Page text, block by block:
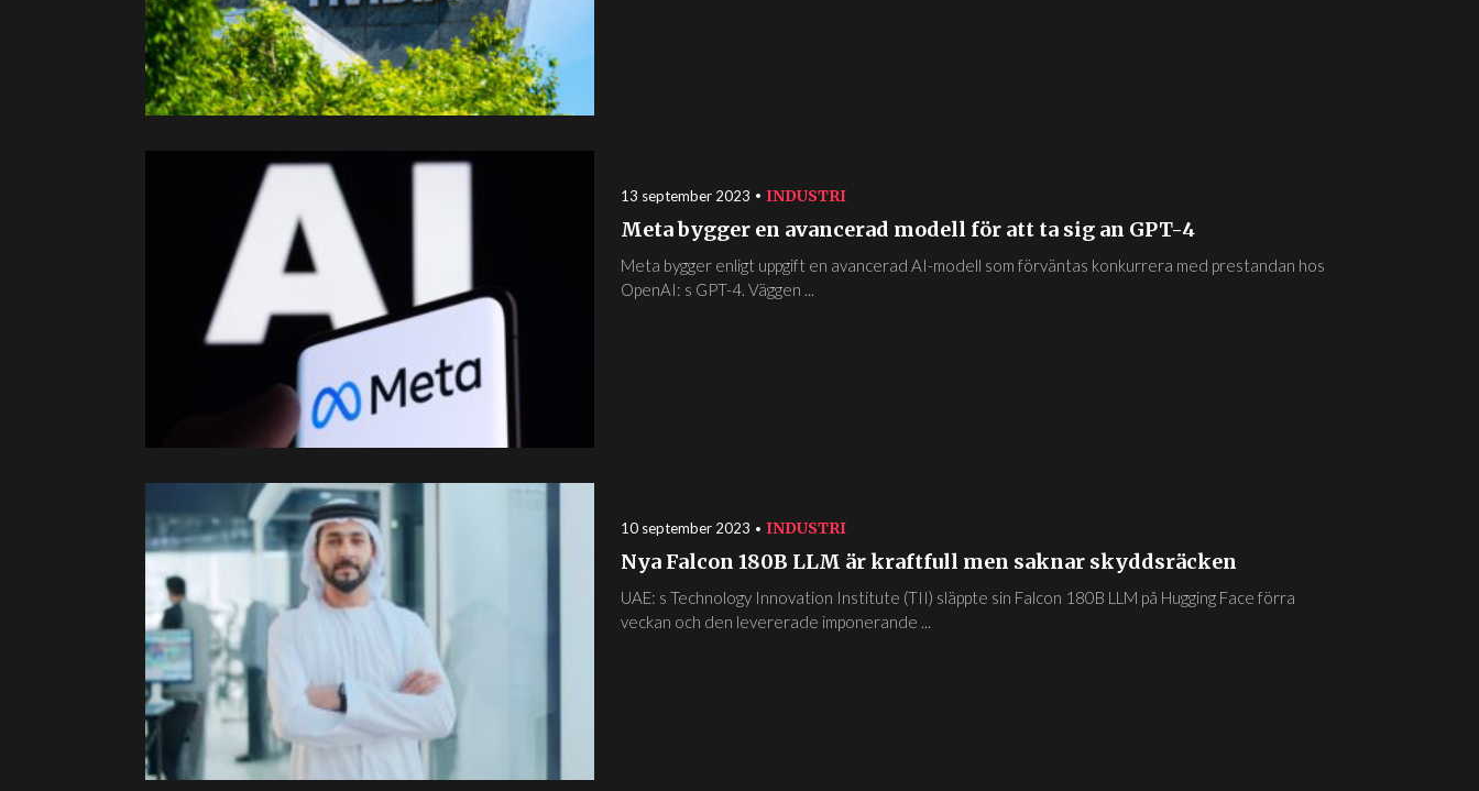
13 september 2023 INDUSTRI
Meta bygger en avancerad modell för att ta sig an GPT-4
Meta bygger enligt uppgift en avancerad AI-modell som förväntas konkurrera med prestandan hos
OpenAI: s GPT-4. Väggen ...
10 september 2023 INDUSTRI
Nya Falcon 180B LLM är kraftfull men saknar skyddsräcken
UAE: s Technology Innovation Institute (TII) släppte sin Falcon 180B LLM på Hugging Face förra
veckan och den levererade imponerande ...